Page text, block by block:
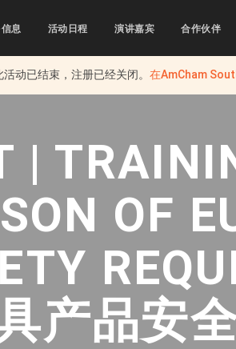
活动已结束，注册已经关闭。 在AmCham
息 活动日程 演讲嘉宾 合作伙伴
|
OF
产品安